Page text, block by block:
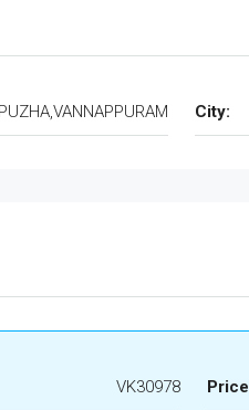
City:
VK30978 Price